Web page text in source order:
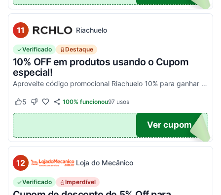
11 Riachuelo
Verificado Destaque
10% OFF em produtos usando o Cupom
especial!
Aproveite código promocional Riachuelo 10% para ganhar esse desconto em compras. Não cumulatios e somente para produtos vendidos e entregues pela Riachuelo, com exceção das categor...
Este cupom funcionou
5 Este cupom não funcionou
100% funcionou97 usos
10
Ver cupom
12 Loja do Mecânico
Verificado Imperdível